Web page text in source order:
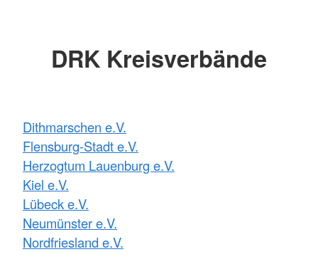
DRK Kreisverbände
Dithmarschen e.V.
Flensburg-Stadt e.V.
Herzogtum Lauenburg e.V.
Kiel e.V.
Lübeck e.V.
Neumünster e.V.
Nordfriesland e.V.